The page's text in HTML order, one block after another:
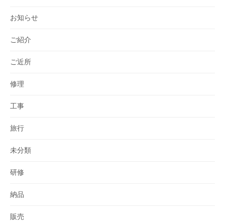
お知らせ
ご紹介
ご近所
修理
工事
旅行
未分類
研修
納品
販売